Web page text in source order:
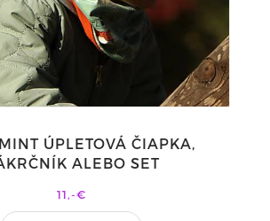
ÚPLETOVÁ ČIAPKA,
ALEBO SET
11,-€